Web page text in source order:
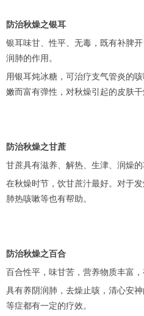
防治秋燥之银耳
银耳味甘、性平、无毒，既有补脾
润肺的作用。
用银耳炖冰糖，可治疗支气管炎的
嫩而富有弹性，对秋燥引起的皮肤干
防治秋燥之甘蔗
甘蔗具有滋养、解热、生津、润燥的
在秋燥时节，饮甘蔗汁最好。对于
肺热咳嗽等也有帮助。
防治秋燥之百合
百合性平，味甘苦，营养物质丰富，
具有养阴润肺，去燥止咳，清心安
等症都有一定的疗效。